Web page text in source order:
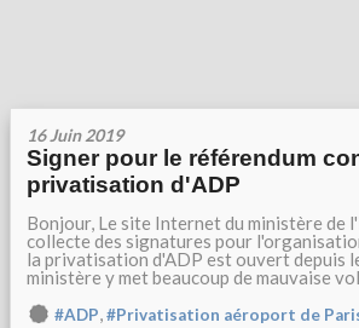
16 Juin 2019
Signer pour le référendum
privatisation d'ADP
Bonjour, Le site Internet du ministère de
collecte des signatures pour
la privatisation d'ADP est ouvert depuis
ministère y met beaucoup de mauvaise
#ADP,#Privatisation aéroport de